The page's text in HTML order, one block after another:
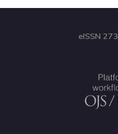
eISSN